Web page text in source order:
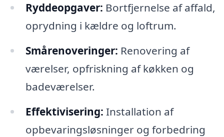
Ryddeopgaver: Bortfjernelse af affald,
oprydning i kældre og loftrum.
Smårenoveringer: Renovering af
værelser, opfriskning af køkken og
badeværelser.
Effektivisering: Installation af
opbevaringsløsninger og forbedring